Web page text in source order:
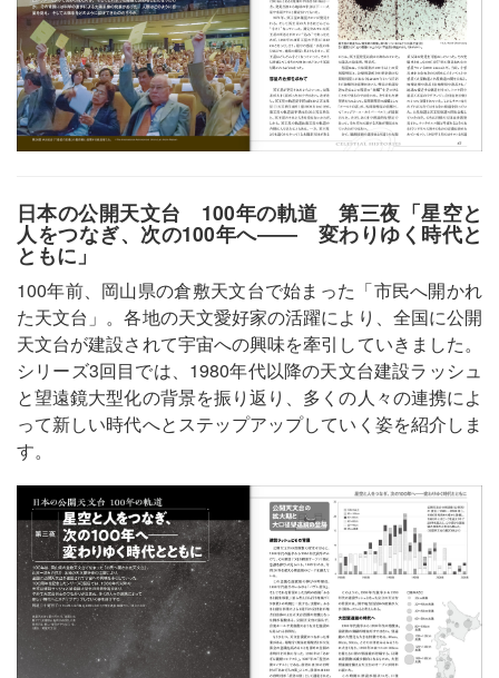
日本の公開天文台 100年の軌道 第三夜「星空と
人をつなぎ、次の100年へ―― 変わりゆく時代と
ともに」
100年前、岡山県の倉敷天文台で始まった「市民へ開かれ
た天文台」。各地の天文愛好家の活躍により、全国に公開
天文台が建設されて宇宙への興味を牽引していきました。
シリーズ3回目では、1980年代以降の天文台建設ラッシュ
と望遠鏡大型化の背景を振り返り、多くの人々の連携によ
って新しい時代へとステップアップしていく姿を紹介しま
す。